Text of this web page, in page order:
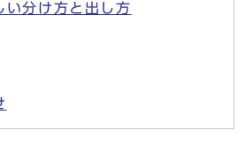
い分け方と出し方